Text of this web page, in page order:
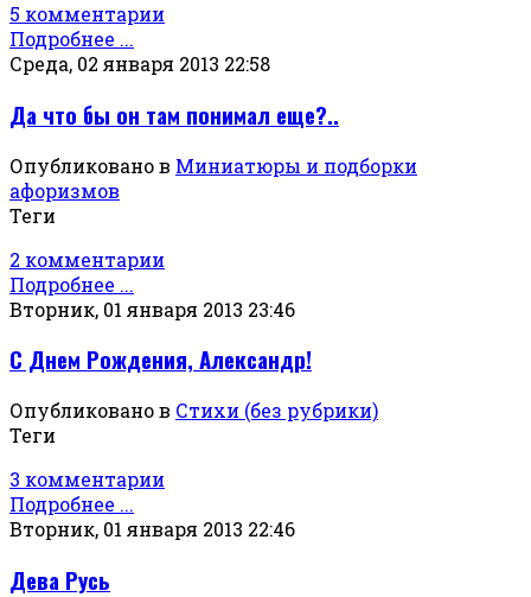
5 комментарии
Подробнее ...
Среда, 02 января 2013 22:58
Да что бы он там понимал еще?..
Опубликовано в Миниатюры и подборки
афоризмов
Теги
2 комментарии
Подробнее ...
Вторник, 01 января 2013 23:46
С Днем Рождения, Александр!
Опубликовано в Стихи (без рубрики)
Теги
3 комментарии
Подробнее ...
Вторник, 01 января 2013 22:46
Дева Русь